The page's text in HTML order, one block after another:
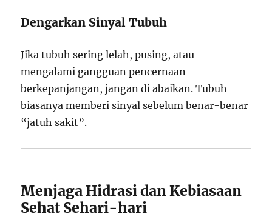
Dengarkan Sinyal Tubuh
Jika tubuh sering lelah, pusing, atau
mengalami gangguan pencernaan
berkepanjangan, jangan di abaikan. Tubuh
biasanya memberi sinyal sebelum benar-benar
“jatuh sakit”.
Menjaga Hidrasi dan Kebiasaan
Sehat Sehari-hari